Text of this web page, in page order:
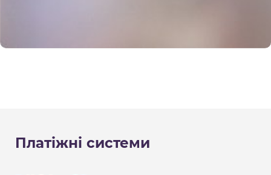
Платіжні системи